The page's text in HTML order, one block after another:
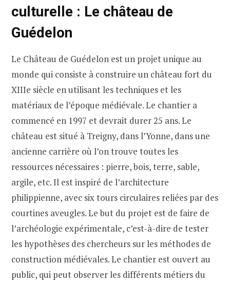
culturelle : Le château de
Guédelon
Le Château de Guédelon est un projet unique au
monde qui consiste à construire un château fort du
XIIIe siècle en utilisant les techniques et les
matériaux de l’époque médiévale. Le chantier a
commencé en 1997 et devrait durer 25 ans. Le
château est situé à Treigny, dans l’Yonne, dans une
ancienne carrière où l’on trouve toutes les
ressources nécessaires : pierre, bois, terre, sable,
argile, etc. Il est inspiré de l’architecture
philippienne, avec six tours circulaires reliées par des
courtines aveugles. Le but du projet est de faire de
l’archéologie expérimentale, c’est-à-dire de tester
les hypothèses des chercheurs sur les méthodes de
construction médiévales. Le chantier est ouvert au
public, qui peut observer les différents métiers du